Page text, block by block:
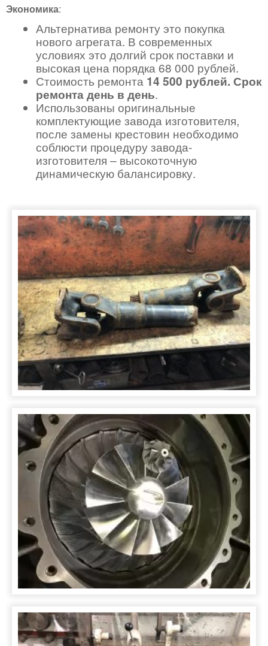
Экономика:
Альтернатива ремонту это покупка
нового агрегата. В современных
условиях это долгий срок поставки и
высокая цена порядка 68 000 рублей.
Стоимость ремонта 14 500 рублей. Срок
ремонта день в день.
Использованы оригинальные
комплектующие завода изготовителя,
после замены крестовин необходимо
соблюсти процедуру завода-
изготовителя – высокоточную
динамическую балансировку.